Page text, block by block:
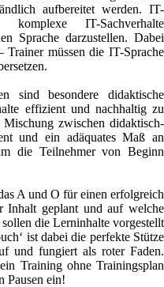
aufbereitet werden. IT-
IT-Sachverhalte
Sprache darzustellen. Dabei
Trainer müssen die IT-Sprache
sind besondere didaktische
effizient und nachhaltig zu
zwischen didaktisch-
und ein adäquates Maß an
die Teilnehmer von Beginn
A und O für einen erfolgreich
Inhalt geplant und auf welche
die Lerninhalte vorgestellt
ist dabei die perfekte Stütze
und fungiert als roter Faden.
Training ohne Trainingsplan
Pausen ein!